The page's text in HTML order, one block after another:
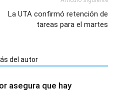
La UTA confirmó retención de
tareas para el martes
del autor
asegura que hay